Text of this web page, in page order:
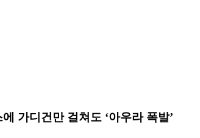
가디건만 걸쳐도 ‘아우라 폭발’